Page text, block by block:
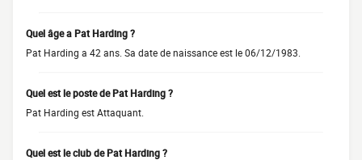
Quel âge a Pat Harding ?
Pat Harding a 42 ans. Sa date de naissance est le 06/12/1983.
Quel est le poste de Pat Harding ?
Pat Harding est Attaquant.
Quel est le club de Pat Harding ?